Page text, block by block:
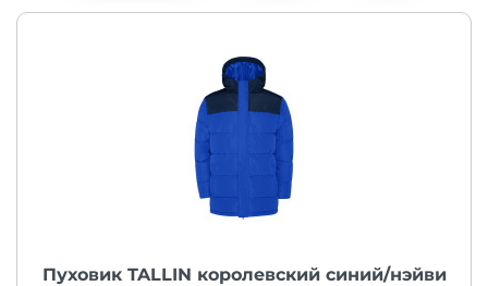
Пуховик TALLIN королевский синий/нэйви